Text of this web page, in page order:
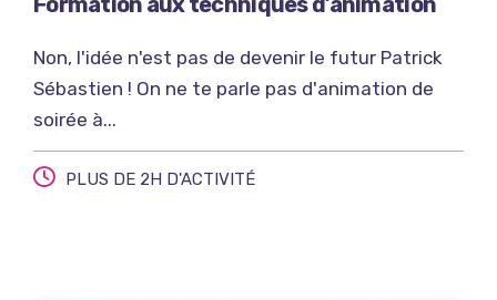
Non, l'idée n'est pas de devenir le futur Patrick
Sébastien ! On ne te parle pas d'animation de
soirée à...
PLUS DE 2H D'ACTIVITÉ